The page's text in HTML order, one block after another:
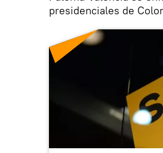
presidenciales de